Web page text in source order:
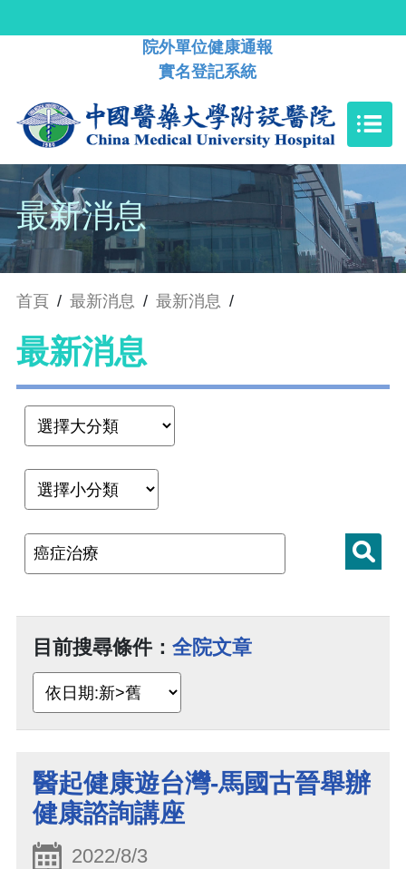
院外單位健康通報
實名登記系統
最新消息
首頁 / 最新消息 / 最新消息 /
最新消息
目前搜尋條件： 全院文章
醫起健康遊台灣-馬國古晉舉辦
健康諮詢講座
2022/8/3